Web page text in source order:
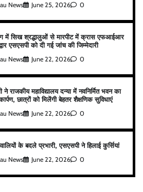
News June 25, 2026 0
में सिख श्रद्धालुओं से मारपीट में क्रास एफआईआर
एसएसपी को दी गई जांच की जिम्मेदारी
News June 22, 2026 0
ने राजकीय महाविद्यालय दन्या में नवनिर्मित भवन का
छात्रों को मिलेंगी बेहतर शैक्षणिक सुविधाएं
News June 22, 2026 0
के बदले प्रभारी, एसएसपी ने हिलाई कुर्सियां
News June 22, 2026 0